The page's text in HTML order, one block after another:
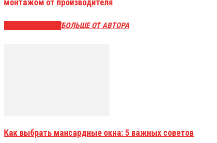
монтажом от производителя
БОЛЬШЕ ОТ АВТОРА
Как выбрать мансардные окна: 5 важных советов